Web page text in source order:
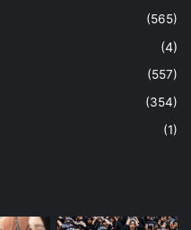
(565)
(4)
(557)
(354)
(1)